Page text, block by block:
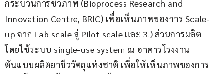
กระบวนการชีวภาพ (Bioprocess Research and
Innovation Centre, BRIC) เพื่อเห็นภาพของการ Scale-
up จาก Lab scale สู่ Pilot scale และ 3.) ส่วนการผลิต
โดยใช้ระบบ single-use system ณ อาคารโรงงาน
ต้นแบบผลิตยาชีววัตถุแห่งชาติ เพื่อให้เห็นภาพของการ